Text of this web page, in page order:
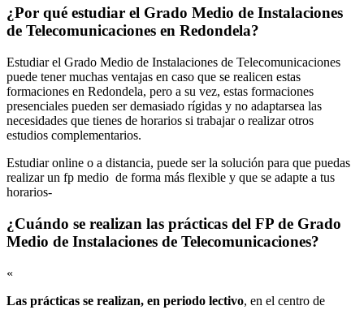
¿Por qué estudiar el Grado Medio de Instalaciones
de Telecomunicaciones en Redondela?
Estudiar el Grado Medio de Instalaciones de Telecomunicaciones
puede tener muchas ventajas en caso que se realicen estas
formaciones en Redondela, pero a su vez, estas formaciones
presenciales pueden ser demasiado rígidas y no adaptarsea las
necesidades que tienes de horarios si trabajar o realizar otros
estudios complementarios.
Estudiar online o a distancia, puede ser la solución para que puedas
realizar un fp medio de forma más flexible y que se adapte a tus
horarios-
¿Cuándo se realizan las prácticas del FP de Grado
Medio de Instalaciones de Telecomunicaciones?
«
Las prácticas se realizan, en periodo lectivo, en el centro de